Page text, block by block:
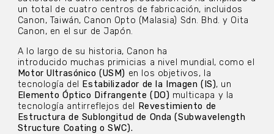
un total de cuatro centros de fabricación, incluidos
Canon, Taiwán, Canon Opto (Malasia) Sdn. Bhd. y Oita
Canon, en el sur de Japón.
A lo largo de su historia, Canon ha
introducido muchas primicias a nivel mundial, como el
Motor Ultrasónico (USM) en los objetivos, la
tecnología del
Estabilizador de la Imagen (IS), un
Elemento Óptico Difrangente (DO) multicapa y la
tecnología antirreflejos del
Revestimiento de
Estructura de Sublongitud de Onda (Subwavelength
Structure Coating o SWC).